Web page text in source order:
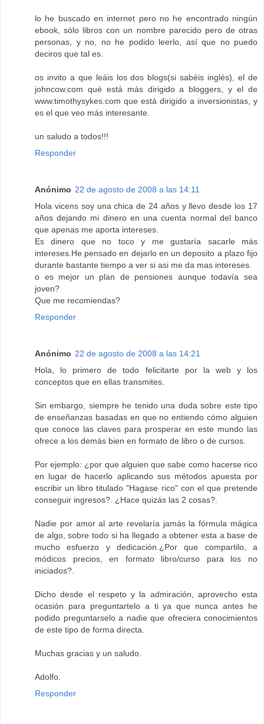
lo he buscado en internet pero no he encontrado ningún
ebook, sólo libros con un nombre parecido pero de otras
personas, y no, no he podido leerlo, así que no puedo
deciros que tal es.
os invito a que leáis los dos blogs(si sabéis inglés), el de
johncow.com qué está más dirigido a bloggers, y el de
www.timothysykes.com que está dirigido a inversionistas, y
es el que veo más interesante.
un saludo a todos!!!
Responder
Anónimo 22 de agosto de 2008 a las 14:11
Hola vicens soy una chica de 24 años y llevo desde los 17
años dejando mi dinero en una cuenta normal del banco
que apenas me aporta intereses.
Es dinero que no toco y me gustaría sacarle más
intereses.He pensado en dejarlo en un deposito a plazo fijo
durante bastante tiempo a ver si asi me da mas intereses.
o es mejor un plan de pensiones aunque todavía sea
joven?
Que me recomiendas?
Responder
Anónimo 22 de agosto de 2008 a las 14:21
Hola, lo primero de todo felicitarte por la web y los
conceptos que en ellas transmites.
Sin embargo, siempre he tenido una duda sobre este tipo
de enseñanzas basadas en que no entiendo cómo alguien
que conoce las claves para prosperar en este mundo las
ofrece a los demás bien en formato de libro o de cursos.
Por ejemplo: ¿por que alguien que sabe como hacerse rico
en lugar de hacerlo aplicando sus métodos apuesta por
escribir un libro titulado "Hagase rico" con el que pretende
conseguir ingresos?. ¿Hace quizás las 2 cosas?.
Nadie por amor al arte revelaría jamás la fórmula mágica
de algo, sobre todo si ha llegado a obtener esta a base de
mucho esfuerzo y dedicación.¿Por que compartilo, a
módicos precios, en formato libro/curso para los no
iniciados?.
Dicho desde el respeto y la admiración, aprovecho esta
ocasión para preguntartelo a ti ya que nunca antes he
podido preguntarselo a nadie que ofreciera conocimientos
de este tipo de forma directa.
Muchas gracias y un saludo.
Adolfo.
Responder